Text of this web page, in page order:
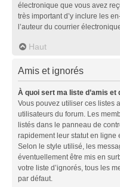
électronique que vous avez
très important d’y inclure les
l’auteur du courrier
Haut
Amis et ignorés
À quoi sert ma liste d’amis et
Vous pouvez utiliser ces listes
utilisateurs du forum. Les
listés dans le panneau de
rapidement leur statut en ligne
Selon le style utilisé, les
éventuellement être mis en
votre liste d’ignorés, tous les
par défaut.